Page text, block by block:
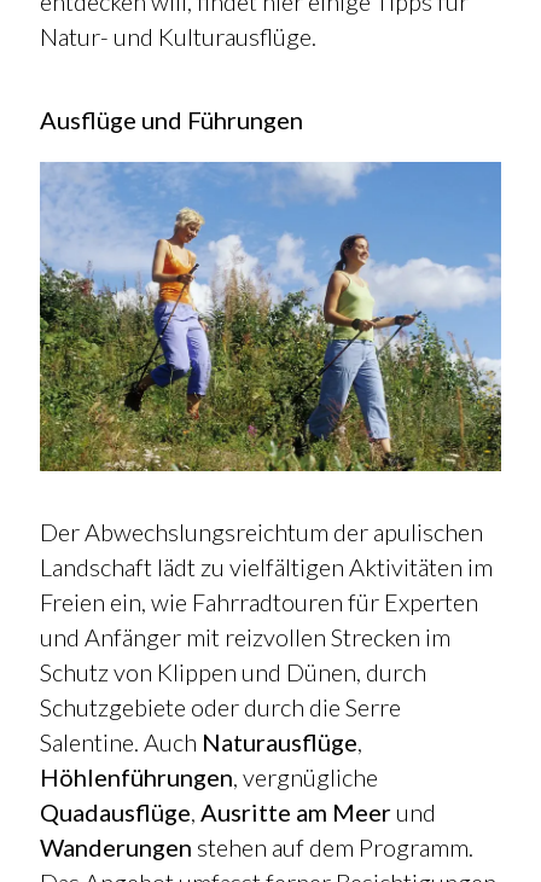
Natur- und Kulturausflüge.
Ausflüge und Führungen
Der Abwechslungsreichtum der apulischen
Landschaft lädt zu vielfältigen Aktivitäten im
Freien ein, wie Fahrradtouren für Experten
und Anfänger mit reizvollen Strecken im
Schutz von Klippen und Dünen, durch
Schutzgebiete oder durch die Serre
Salentine. Auch Naturausflüge,
Höhlenführungen, vergnügliche
Quadausflüge, Ausritte am Meer und
Wanderungen stehen auf dem Programm.